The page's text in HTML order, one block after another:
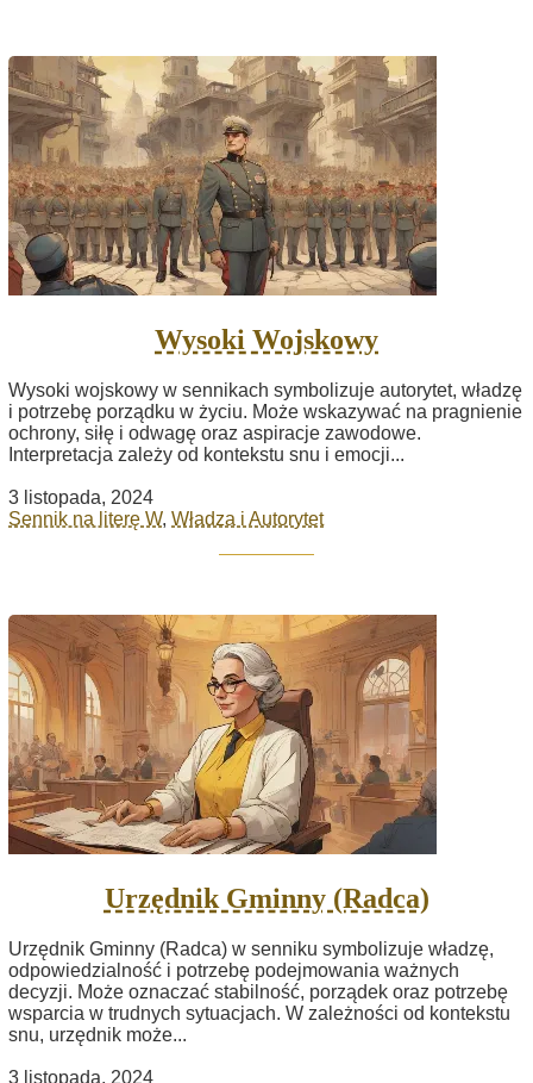
Wysoki Wojskowy
Wysoki wojskowy w sennikach symbolizuje autorytet, władzę
i potrzebę porządku w życiu. Może wskazywać na pragnienie
ochrony, siłę i odwagę oraz aspiracje zawodowe.
Interpretacja zależy od kontekstu snu i emocji...
3 listopada, 2024
Sennik na literę W, Władza i Autorytet
Urzędnik Gminny (Radca)
Urzędnik Gminny (Radca) w senniku symbolizuje władzę,
odpowiedzialność i potrzebę podejmowania ważnych
decyzji. Może oznaczać stabilność, porządek oraz potrzebę
wsparcia w trudnych sytuacjach. W zależności od kontekstu
snu, urzędnik może...
3 listopada, 2024